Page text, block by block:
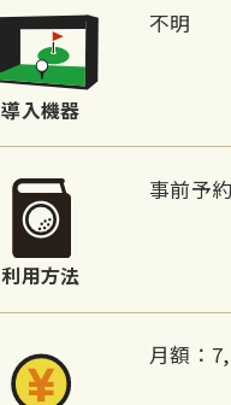
導入機器
不明
利用方法
事前予
月額：